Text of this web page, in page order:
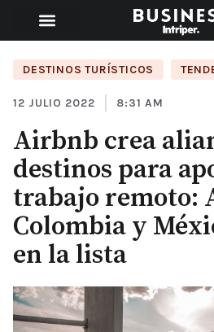
DESTINOS TURÍSTICOS
12 JULIO 2022 8:31 AM
Airbnb crea
destinos para
trabajo remoto:
Colombia y
en la lista